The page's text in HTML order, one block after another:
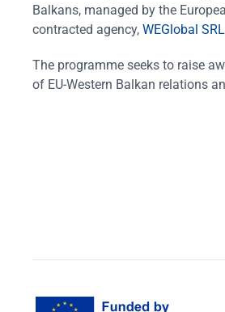
Balkans, managed by the
contracted agency, WEGlobal SRL
The programme seeks to raise
of EU-Western Balkan relations